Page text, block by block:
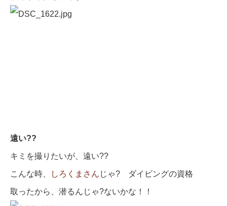
遠い??
キミを撮りたいが、遠い??
こんな時、 しろくまさん じゃ? ダイビングの資格
取ったから、潜るんじゃ?ないかな！！